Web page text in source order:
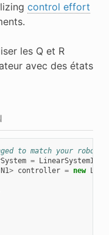
control effort
les Q et R
avec des états
to match your robot.
= LinearSystemId
N1> controller = new